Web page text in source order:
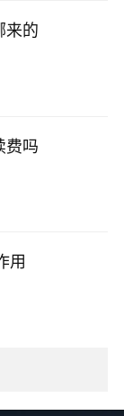
来的
费吗
用